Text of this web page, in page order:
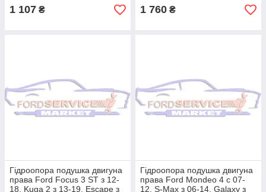
1 107 ₴ 1 760 ₴
Гідроопора подушка двигуна
права Ford Focus 3 ST з 12-
18, Kuga 2 з 13-19, Escape з
Гідроопора подушка двигуна
права Ford Mondeo 4 c 07-
12, S-Max з 06-14, Galaxy з